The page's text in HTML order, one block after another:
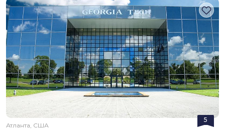
5
Атланта, США